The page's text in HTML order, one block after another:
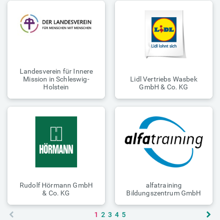
Landesverein für Innere
Mission in Schleswig-
Holstein
Lidl Vertriebs Wasbek
GmbH & Co. KG
Rudolf Hörmann GmbH
& Co. KG
alfatraining
Bildungszentrum GmbH
1 2 3 4 5